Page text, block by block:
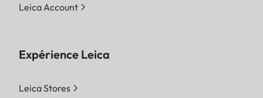
Leica Account
Expérience Leica
Leica Stores